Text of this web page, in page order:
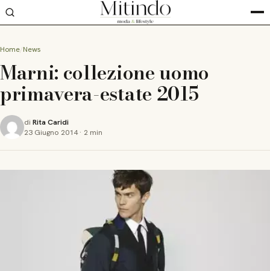
Home News
Marni: collezione uomo
primavera-estate 2015
di Rita Caridi
23 Giugno 2014· 2 min